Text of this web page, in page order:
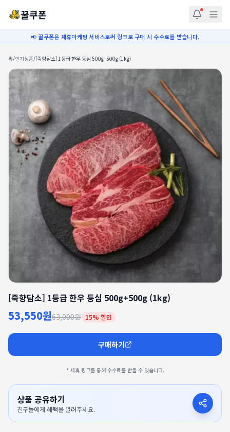
꿀쿠폰
📢 꿀쿠폰은 제휴마케팅 서비스로써 링크로 구매 시 수수료를 받습니다.
홈/인기상품/[죽향담소] 1등급 한우 등심 500g+500g (1kg)
[죽향담소] 1등급 한우 등심 500g+500g (1kg)
53,550원63,000원 15% 할인
구매하기
* 제휴 링크를 통해 수수료를 받을 수 있습니다.
상품 공유하기
친구들에게 혜택을 알려주세요.